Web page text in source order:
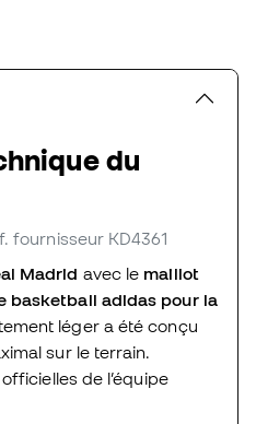
du
fournisseur KD4361
Madrid avec le maillot
basketball adidas pour la
léger a été conçu
sur le terrain.
de l’équipe